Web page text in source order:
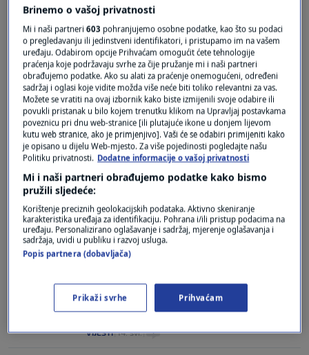
Oglas
USPJEŠNA STRATEGIJA
Hrvatski turistički biser našao način kako
obuzdati masovni turizam: "Gradom se
gotovo nije moglo hodati!"
LIFESTYLE|25. srp.| 3
STANJE U PROMETU
Velika gužva između Karlovca i Lučkog:
Kilometarske kolone zbog prometnih
nesreća
POKLOPILO SE...
Kilometarska kolona na ulazu u Zagreb:
VIJESTI|14. svi.| 1
Brinemo o vašoj privatnosti
Mi i naši partneri603 pohranjujemo osobne podatke, kao što su podaci
o pregledavanju ili jedinstveni identifikatori, i pristupamo im na vašem
uređaju. Odabirom opcije Prihvaćam omogućit ćete tehnologije
praćenja koje podržavaju svrhe za čije pružanje mi i naši partneri
obrađujemo podatke. Ako su alati za praćenje onemogućeni, određeni
sadržaj i oglasi koje vidite možda više neće biti toliko relevantni za vas.
Možete se vratiti na ovaj izbornik kako biste izmijenili svoje odabire ili
povukli pristanak u bilo kojem trenutku klikom na Upravljaj postavkama
poveznicu pri dnu web-stranice [ili plutajuće ikone u donjem lijevom
kutu web stranice, ako je primjenjivo]. Vaši će se odabiri primijeniti kako
je opisano u dijelu Web-mjesto. Za više pojedinosti pogledajte našu
Politiku privatnosti. Dodatne informacije o vašoj privatnosti
Mi i naši partneri obrađujemo podatke kako bismo
pružili sljedeće:
Korištenje preciznih geolokacijskih podataka. Aktivno skeniranje
karakteristika uređaja za identifikaciju. Pohrana i/ili pristup podacima na
uređaju. Personalizirano oglašavanje i sadržaj, mjerenje oglašavanja i
sadržaja, uvidi u publiku i razvoj usluga.
Popis partnera (dobavljača)
Prikaži svrhe Prihvaćam